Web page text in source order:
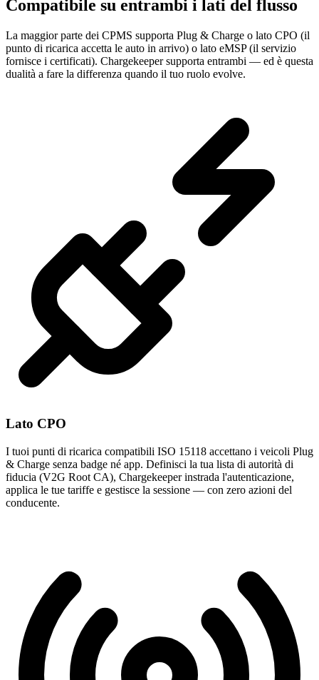
Compatibile su entrambi i lati del flusso
La maggior parte dei CPMS supporta Plug & Charge o lato CPO (il
punto di ricarica accetta le auto in arrivo) o lato eMSP (il servizio
fornisce i certificati). Chargekeeper supporta entrambi — ed è questa
dualità a fare la differenza quando il tuo ruolo evolve.
Lato CPO
I tuoi punti di ricarica compatibili ISO 15118 accettano i veicoli Plug
& Charge senza badge né app. Definisci la tua lista di autorità di
fiducia (V2G Root CA), Chargekeeper instrada l'autenticazione,
applica le tue tariffe e gestisce la sessione — con zero azioni del
conducente.